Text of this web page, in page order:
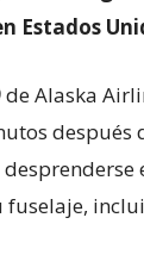
Estados
de Alaska
después
fuselaje,